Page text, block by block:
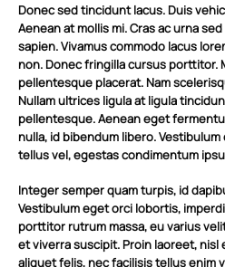
Donec sed tincidunt lacus. Duis
Aenean at mollis mi. Cras ac urna
sapien. Vivamus commodo lacus
non. Donec fringilla cursus porttitor.
pellentesque placerat. Nam
Nullam ultrices ligula at ligula
pellentesque. Aenean eget
nulla, id bibendum libero.
tellus vel, egestas condimentum
Integer semper quam turpis, id
Vestibulum eget orci lobortis,
porttitor rutrum massa, eu varius
et viverra suscipit. Proin laoreet, nisl
aliquet felis, nec facilisis tellus enim